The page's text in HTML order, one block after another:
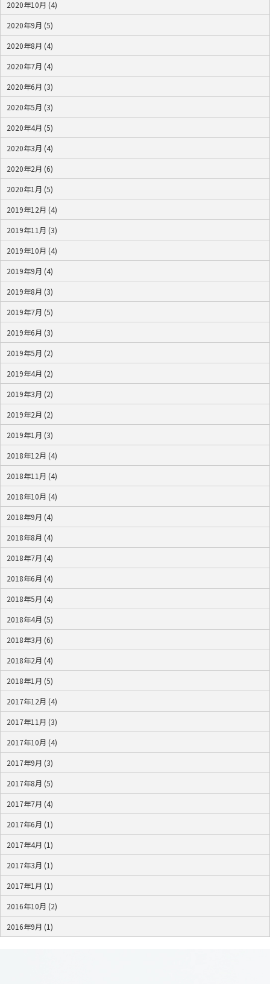
2020年10月 (4)
2020年9月 (5)
2020年8月 (4)
2020年7月 (4)
2020年6月 (3)
2020年5月 (3)
2020年4月 (5)
2020年3月 (4)
2020年2月 (6)
2020年1月 (5)
2019年12月 (4)
2019年11月 (3)
2019年10月 (4)
2019年9月 (4)
2019年8月 (3)
2019年7月 (5)
2019年6月 (3)
2019年5月 (2)
2019年4月 (2)
2019年3月 (2)
2019年2月 (2)
2019年1月 (3)
2018年12月 (4)
2018年11月 (4)
2018年10月 (4)
2018年9月 (4)
2018年8月 (4)
2018年7月 (4)
2018年6月 (4)
2018年5月 (4)
2018年4月 (5)
2018年3月 (6)
2018年2月 (4)
2018年1月 (5)
2017年12月 (4)
2017年11月 (3)
2017年10月 (4)
2017年9月 (3)
2017年8月 (5)
2017年7月 (4)
2017年6月 (1)
2017年4月 (1)
2017年3月 (1)
2017年1月 (1)
2016年10月 (2)
2016年9月 (1)